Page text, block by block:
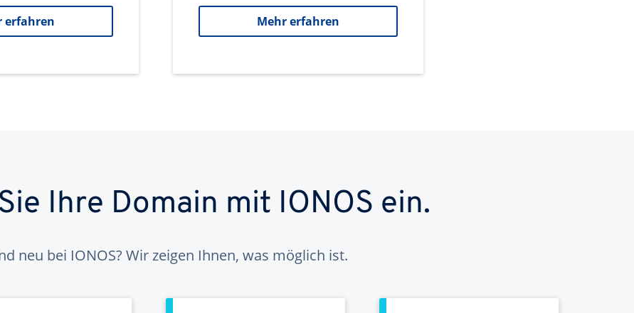
erfahren Mehr erfahren
Ihre Domain mit IONOS ein.
neu bei IONOS? Wir zeigen Ihnen, was möglich ist.